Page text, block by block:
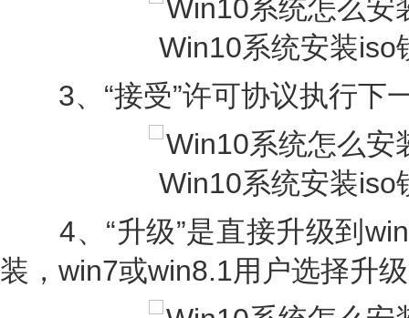
3、“接受”许可协议执行下
4、“升级”是直接升级到
装，win7或win8.1用户选择升